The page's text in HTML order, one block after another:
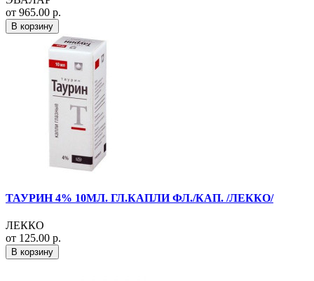
от 965.00 р.
В корзину
ТАУРИН 4% 10МЛ. ГЛ.КАПЛИ ФЛ./КАП. /ЛЕККО/
ЛЕККО
от 125.00 р.
В корзину